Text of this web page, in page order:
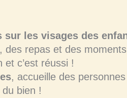
sur les visages des
repas et des moments
et c’est réussi !
, accueille des
bien !